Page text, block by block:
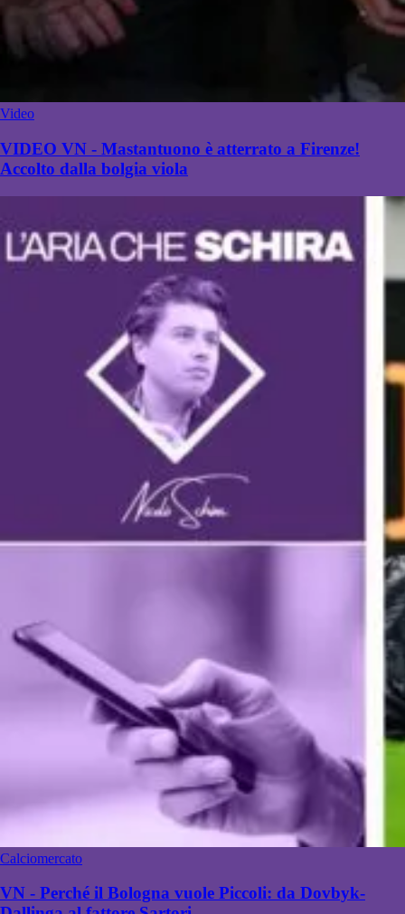
Video
VIDEO VN - Mastantuono è atterrato a Firenze!
Accolto dalla bolgia viola
Calciomercato
VN - Perché il Bologna vuole Piccoli: da Dovbyk-